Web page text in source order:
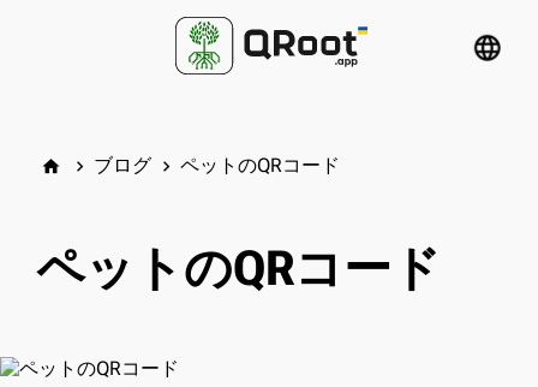
language
home keyboard_arrow_right ブログ keyboard_arrow_right ペットのQRコード
ペットのQRコード